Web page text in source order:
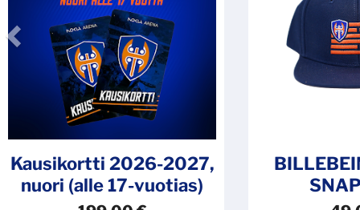
Kausikortti 2026-2027,
nuori (alle 17-vuotias)